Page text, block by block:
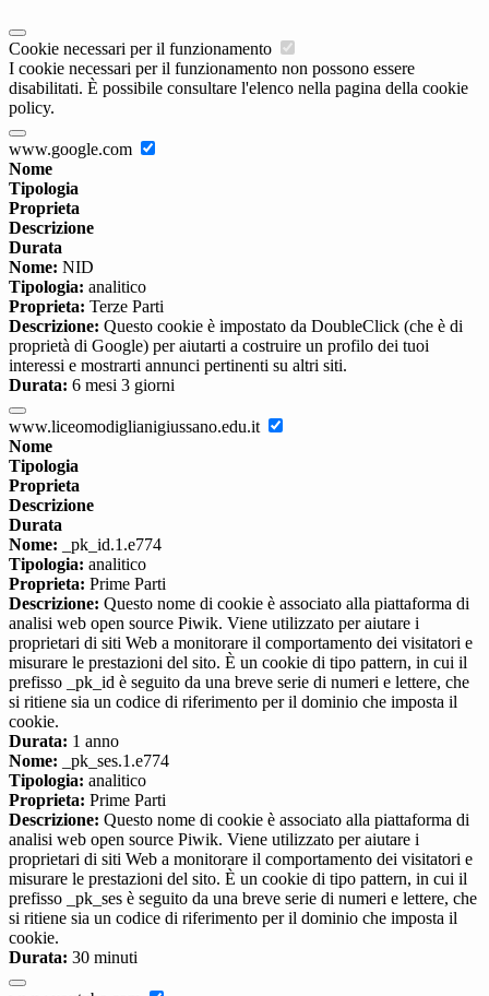
Cookie necessari per il funzionamento
I cookie necessari per il funzionamento non possono essere
disabilitati. È possibile consultare l'elenco nella pagina della cookie
policy.
www.google.com
Nome
Tipologia
Proprieta
Descrizione
Durata
Nome: NID
Tipologia: analitico
Proprieta: Terze Parti
Descrizione: Questo cookie è impostato da DoubleClick (che è di
proprietà di Google) per aiutarti a costruire un profilo dei tuoi
interessi e mostrarti annunci pertinenti su altri siti.
Durata: 6 mesi 3 giorni
www.liceomodiglianigiussano.edu.it
Nome
Tipologia
Proprieta
Descrizione
Durata
Nome: _pk_id.1.e774
Tipologia: analitico
Proprieta: Prime Parti
Descrizione: Questo nome di cookie è associato alla piattaforma di
analisi web open source Piwik. Viene utilizzato per aiutare i
proprietari di siti Web a monitorare il comportamento dei visitatori e
misurare le prestazioni del sito. È un cookie di tipo pattern, in cui il
prefisso _pk_id è seguito da una breve serie di numeri e lettere, che
si ritiene sia un codice di riferimento per il dominio che imposta il
cookie.
Durata: 1 anno
Nome: _pk_ses.1.e774
Tipologia: analitico
Proprieta: Prime Parti
Descrizione: Questo nome di cookie è associato alla piattaforma di
analisi web open source Piwik. Viene utilizzato per aiutare i
proprietari di siti Web a monitorare il comportamento dei visitatori e
misurare le prestazioni del sito. È un cookie di tipo pattern, in cui il
prefisso _pk_ses è seguito da una breve serie di numeri e lettere, che
si ritiene sia un codice di riferimento per il dominio che imposta il
cookie.
Durata: 30 minuti